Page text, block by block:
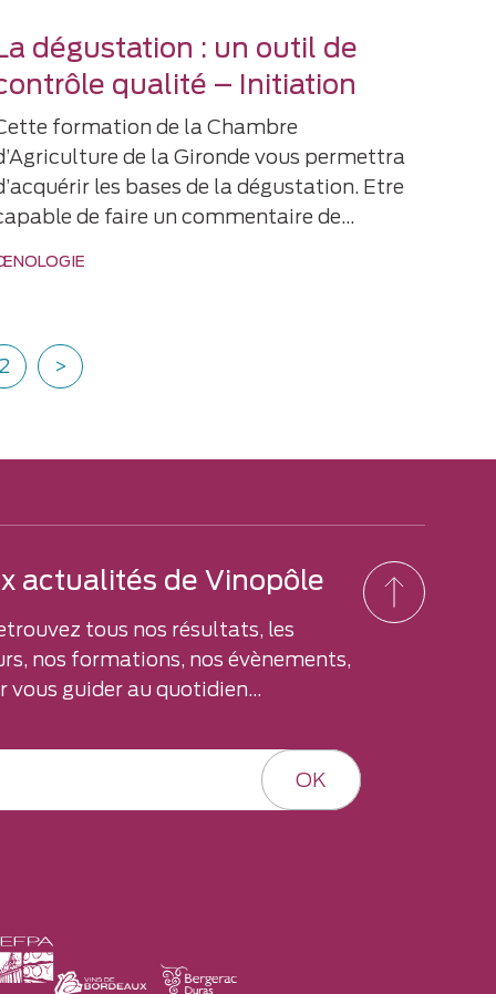
dégustation : un outil de
qualité – Initiation
formation de la Chambre
de la Gironde vous permettra
les bases de la dégustation. Etre
de faire un commentaire de…
2 >
actualités de Vinopôle
tous nos résultats, les
nos formations, nos évènements,
vous guider au quotidien...
OK